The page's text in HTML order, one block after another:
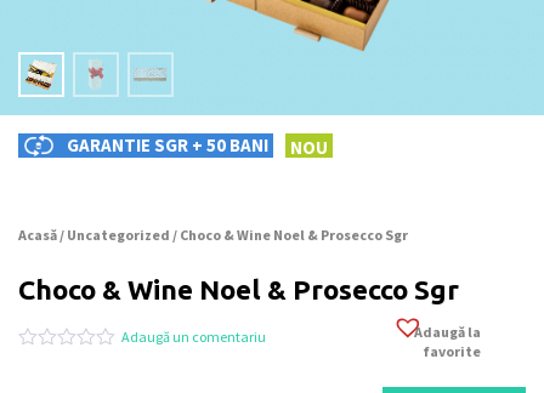
GARANTIE SGR + 50 BANI NOU
Acasă / Uncategorized / Choco & Wine Noel & Prosecco Sgr
Choco & Wine Noel & Prosecco Sgr
Adaugă un comentariu
Adaugă la
favorite